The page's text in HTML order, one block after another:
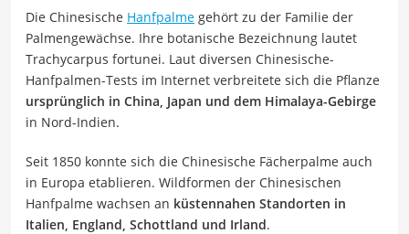
Die Chinesische Hanfpalme gehört zu der Familie der
Palmengewächse. Ihre botanische Bezeichnung lautet
Trachycarpus fortunei. Laut diversen Chinesische-
Hanfpalmen-Tests im Internet verbreitete sich die Pflanze
ursprünglich in China, Japan und dem Himalaya-Gebirge
in Nord-Indien.
Seit 1850 konnte sich die Chinesische Fächerpalme auch
in Europa etablieren. Wildformen der Chinesischen
Hanfpalme wachsen an küstennahen Standorten in
Italien, England, Schottland und Irland.